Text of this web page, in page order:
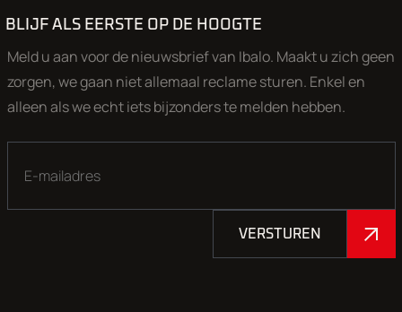
BLIJF ALS EERSTE OP DE HOOGTE
Meld u aan voor de nieuwsbrief van Ibalo. Maakt u zich geen
zorgen, we gaan niet allemaal reclame sturen. Enkel en
alleen als we echt iets bijzonders te melden hebben.
VERSTUREN